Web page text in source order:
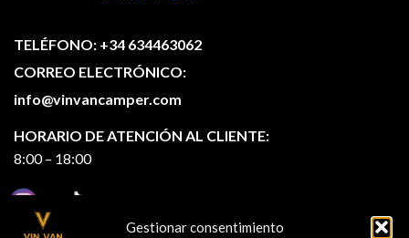
Gestionar consentimiento
TELÉFONO: +34 634463062
CORREO ELECTRÓNICO:
info@vinvancamper.com
HORARIO DE ATENCIÓN AL CLIENTE:
8:00 – 18:00